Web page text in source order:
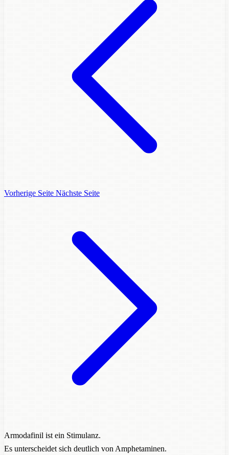
Vorherige Seite Nächste Seite
Armodafinil ist ein Stimulanz.
Es unterscheidet sich deutlich von Amphetaminen.